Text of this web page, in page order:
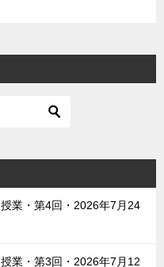
業・第4回・2026年7月24
業・第3回・2026年7月12